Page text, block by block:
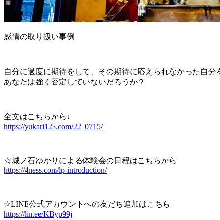
感情の取り扱い事例
自分に過度に期待をして、その期待に応えられなかった自分
あなたは強く否定していないだろうか？
全文はこちらから↓
https://yukari123.com/22_0715/
☆城ノ石ゆかりによる体験会の日程はこちらから
https://4ness.com/lp-introduction/
☆LINE公式アカウントへの友だち追加はこちら
https://lin.ee/KByp99j